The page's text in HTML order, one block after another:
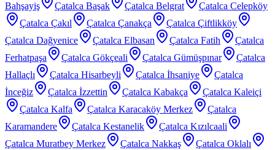
Bahşayiş
Çatalca Başak Çatalca Belgrat
Çatalca Celepköy
Çatalca Çakıl
Çatalca Çanakça
Çatalca Çiftlikköy
Çatalca Dağyenice
Çatalca Elbasan Çatalca Fatih
Çatalca
Ferhatpaşa
Çatalca Gökçeali Çatalca Gümüşpınar
Çatalca
Hallaçlı
Çatalca Hisarbeyli Çatalca İhsaniye
Çatalca
İnceğiz
Çatalca İzzettin Çatalca Kabakça
Çatalca Kaleiçi
Çatalca Kalfa
Çatalca Karacaköy Merkez
Çatalca
Karamandere
Çatalca Kestanelik
Çatalca Kızılcaali
Çatalca Muratbey Merkez
Çatalca Nakkaş
Çatalca Oklalı